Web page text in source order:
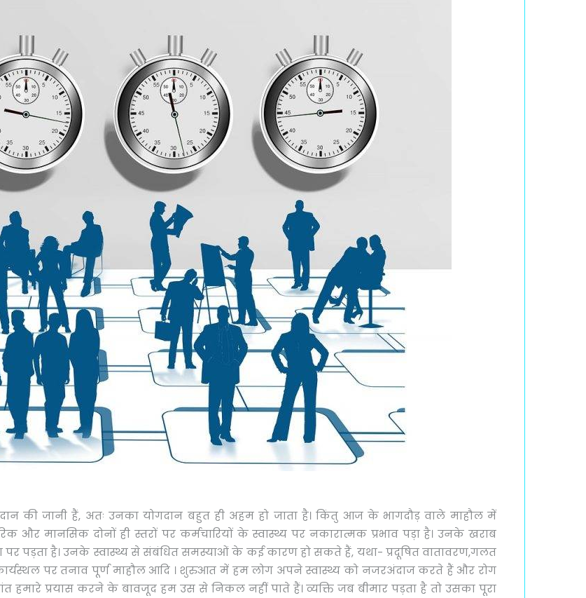
की जानी हैं, अतः उनका योगदान बहुत ही अहम हो जाता है। किंतु आज के भागदौड़ वाले माहौल में
और मानसिक दोनों ही स्तरों पर कर्मचारियों के स्वास्थ्य पर नकारात्मक प्रभाव पड़ा है। उनके खराब
पर पड़ता है। उनके स्वास्थ्य से संबंधित समस्याओं के कई कारण हो सकते हैं, यथा- प्रदूषित वातावरण,गलत
पर तनाव पूर्ण माहौल आदि । शुरुआत में हम लोग अपने स्वास्थ्य को नजरअंदाज करते हैं और रोग
प्रयास करने के बावजूद हम उस से निकल नहीं पाते हैं। व्यक्ति जब बीमार पड़ता है तो उसका पूरा